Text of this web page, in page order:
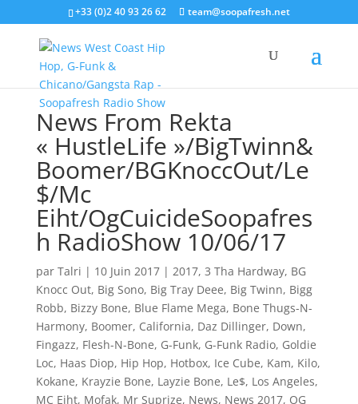
+33 (0)2 40 93 26 62 team@soopafresh.net
News From Rekta
« HustleLife »/BigTwinn&
Boomer/BGKnoccOut/Le
$/Mc
Eiht/OgCuicideSoopafres
h RadioShow 10/06/17
par Talri | 10 Juin 2017| 2017, 3 Tha Hardway, BG
Knocc Out, Big Sono, Big Tray Deee, Big Twinn, Bigg
Robb, Bizzy Bone, Blue Flame Mega, Bone Thugs-N-
Harmony, Boomer, California, Daz Dillinger, Down,
Fingazz, Flesh-N-Bone, G-Funk, G-Funk Radio, Goldie
Loc, Haas Diop, Hip Hop, Hotbox, Ice Cube, Kam, Kilo,
Kokane, Krayzie Bone, Layzie Bone, Le$, Los Angeles,
MC Eiht, Mofak, Mr Suprize, News, News 2017, OG